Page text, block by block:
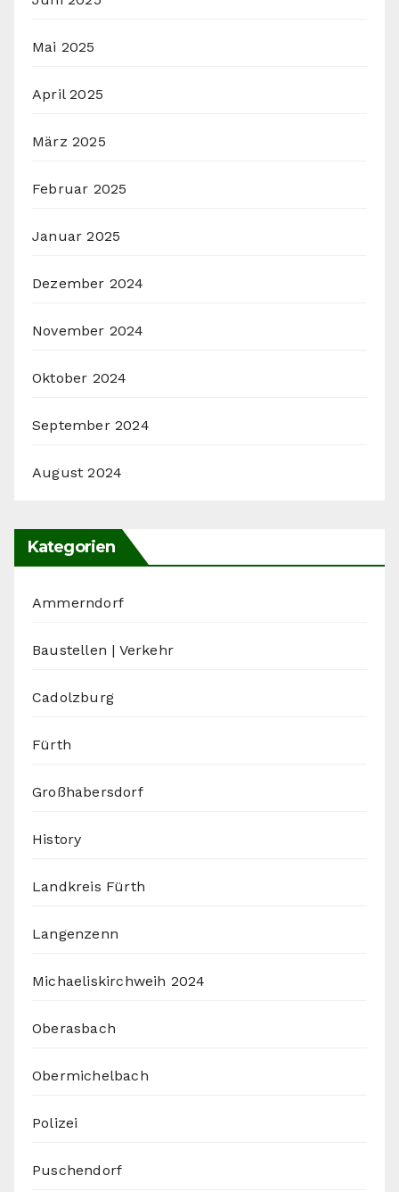
Mai 2025
April 2025
März 2025
Februar 2025
Januar 2025
Dezember 2024
November 2024
Oktober 2024
September 2024
August 2024
Kategorien
Ammerndorf
Baustellen | Verkehr
Cadolzburg
Fürth
Großhabersdorf
History
Landkreis Fürth
Langenzenn
Michaeliskirchweih 2024
Oberasbach
Obermichelbach
Polizei
Puschendorf